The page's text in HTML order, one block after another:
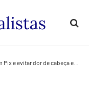
evitar dor de cabeça em 2026